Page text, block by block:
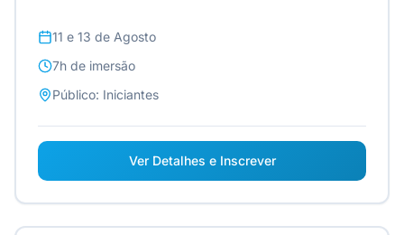
11 e 13 de Agosto
7h de imersão
Público: Iniciantes
Ver Detalhes e Inscrever